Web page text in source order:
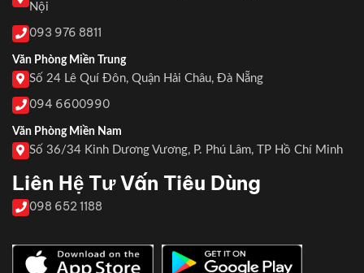
Nội
093 976 8811
Văn Phòng Miền Trung
Số 24 Lê Quí Đôn, Quận Hải Châu, Đà Nẵng
094 6600990
Văn Phòng Miền Nam
Số 36/34 Kinh Dương Vương, P. Phú Lâm, TP Hồ Chí Minh
Liên Hệ Tư Vấn Tiêu Dùng
098 652 1188